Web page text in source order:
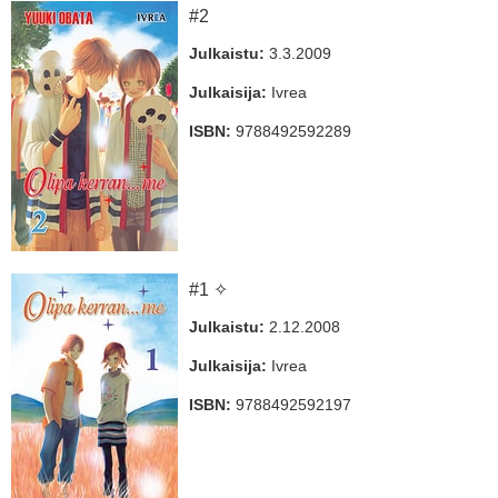
#2
Julkaistu: 3.3.2009
Julkaisija: Ivrea
ISBN: 9788492592289
#1 ✧
Julkaistu: 2.12.2008
Julkaisija: Ivrea
ISBN: 9788492592197